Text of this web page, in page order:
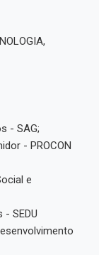
- SAG;
- PROCON
e
SEDU